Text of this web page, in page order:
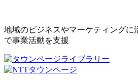
地域のビジネスやマーケティングに
で事業活動を支援